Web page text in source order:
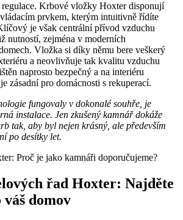
Krbové vložky Hoxter disponují
prvkem, kterým intuitivně řídíte
je však centrální přívod vzduchu
nutností, zejména v moderních
Vložka si díky němu bere veškerý
a neovlivňuje tak kvalitu vzduchu
naprosto bezpečný a na interiéru
zásadní pro domácnosti s rekuperací.
fungovaly v dokonalé souhře, je
instalace. Jen zkušený kamnář dokáže
tak, aby byl nejen krásný, ale především
po desítky let.
řad Hoxter: Najděte
domov